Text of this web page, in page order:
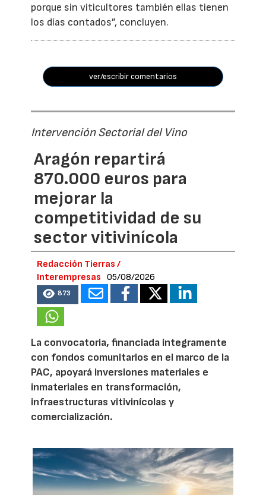
porque sin viticultores también ellas tienen
los días contados”, concluyen.
ver/escribir comentarios
Intervención Sectorial del Vino
Aragón repartirá
870.000 euros para
mejorar la
competitividad de su
sector vitivinícola
Redacción Tierras /
Interempresas
05/08/2026
873
La convocatoria, financiada íntegramente
con fondos comunitarios en el marco de la
PAC, apoyará inversiones materiales e
inmateriales en transformación,
infraestructuras vitivinícolas y
comercialización.